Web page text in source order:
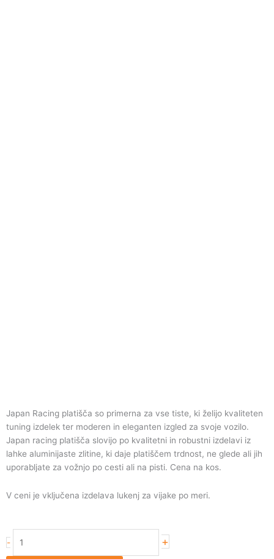
Japan Racing platišča so primerna za vse tiste, ki želijo kvaliteten
tuning izdelek ter moderen in eleganten izgled za svoje vozilo.
Japan racing platišča slovijo po kvalitetni in robustni izdelavi iz
lahke aluminijaste zlitine, ki daje platiščem trdnost, ne glede ali jih
uporabljate za vožnjo po cesti ali na pisti. Cena na kos.
V ceni je vključena izdelava lukenj za vijake po meri.
-
Racing
+